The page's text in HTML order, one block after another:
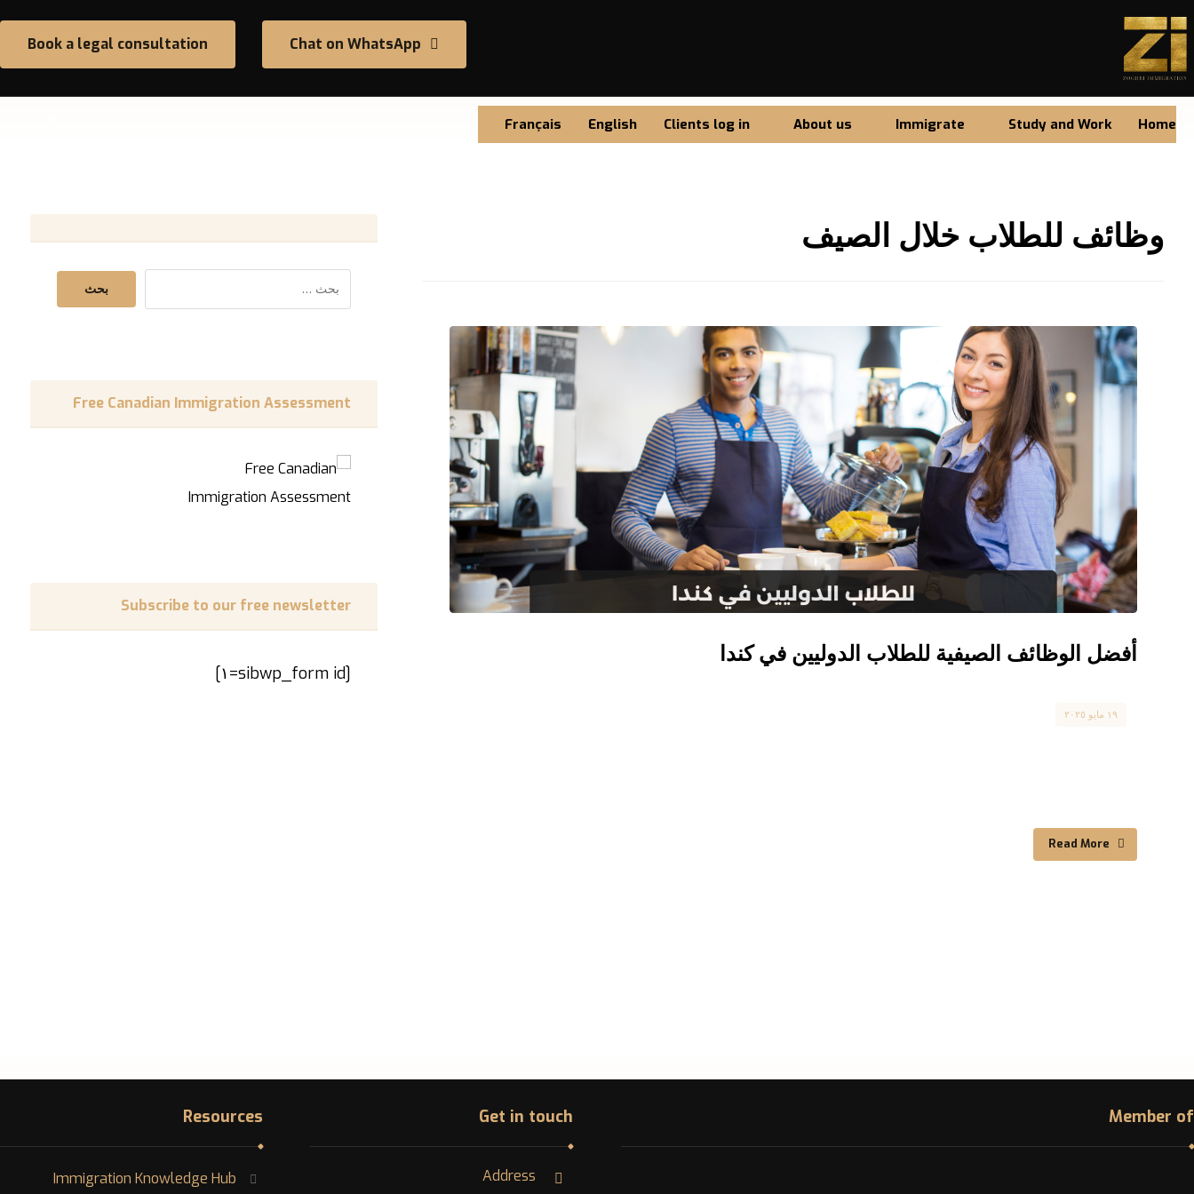
Book a legal consultation Chat on WhatsApp
Home
Study and Work
Immigrate
About us
Clients log in
English
Français
وظائف للطلاب خلال الصيف
أفضل الوظائف الصيفية للطلاب الدوليين في كندا
١٩ مايو ٢٠٢٥
Read More
Free Canadian Immigration Assessment
Subscribe to our free newsletter
[sibwp_form id=١]
Member of
Get in touch
Address
Resources
Immigration Knowledge Hub